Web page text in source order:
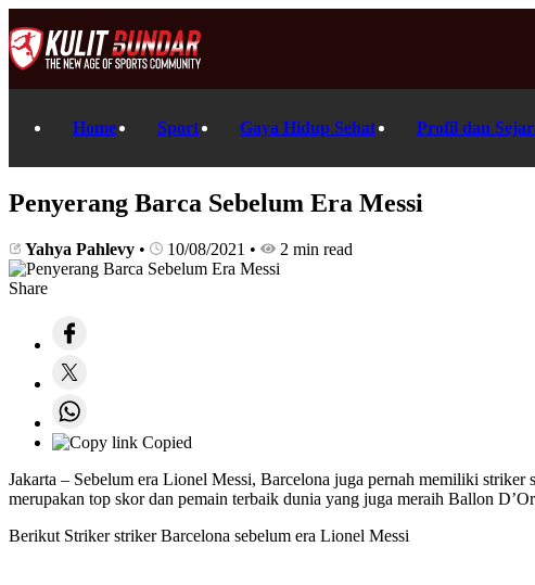
Home Sport Gaya Hidup Sehat Profil dan
Penyerang Barca Sebelum Era Messi
Yahya Pahlevy • 10/08/2021 • 2 min read
Share
Copied
Jakarta – Sebelum era Lionel Messi, Barcelona juga pernah memiliki
merupakan top skor dan pemain terbaik dunia yang juga meraih Ballon
Berikut Striker striker Barcelona sebelum era Lionel Messi